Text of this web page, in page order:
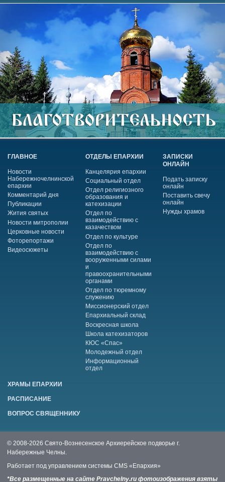
ГЛАВНОЕ
Новости
Набережночелнинской
епархии
Комментарий дня
Публикации
Жития святых
Новости митрополии
Церковные новости
Фоторепортажи
Видеосюжеты
ОТДЕЛЫ ЕПАРХИИ
Канцелярия епархии
Социальный отдел
Отдел религиозного
образования и
катехизации
Отдел по
взаимодействию с
казачеством
Отдел по культуре
Отдел по
взаимодействию с
вооруженными силами
и
правоохранительными
органами
Отдел по тюремному
служению
Миссионерский отдел
Епархиальный склад
Воскресная школа
Школа катехизаторов
КЮС «Спас»
Молодежный отдел
Информационный
отдел
ЗАПИСКИ
ОНЛАЙН
Подать записку
онлайн
Поставить свечу
онлайн
Нужды храмов
ХРАМЫ ЕПАРХИИ
РАСПИСАНИЕ
ВОПРОС СВЯЩЕННИКУ
© 2008-2026 Свято-Вознесенское Архиерейское подворье г.
Набережные Челны.
Работает под управлением системы CMS «Епархия»
*Все размещенные на сайте Pravchelny.ru фотоизображения взяты